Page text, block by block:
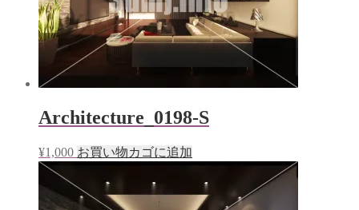
Architecture_0198-S
¥1,000 お買い物カゴに追加